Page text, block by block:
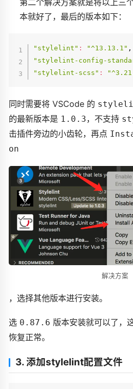
第二个解决方案就是将以上三
本就好了，最后的版本如下：
"stylelint" : "^13.13.1"
"stylelint-config-
"stylelint-scss" :
同时需要将 VSCode 的
的最新版本是 1.0.3，不支持
击插件旁边的小齿轮，再点
on
解决方案
，选择其他版本进行安装。
选 0.87.6 版本安装就可以了，
恢复正常。
3. 添加stylelint配置文件